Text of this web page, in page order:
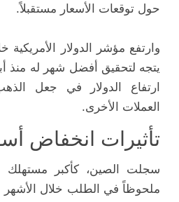
حول توقعات الأسعار مستقبلاً.
وارتفع مؤشر الدولار الأمريكية
ارتفاع الدولار في جعل
العملات الأخرى.
تأثيرات انخفاض
سجلت الصين، كأكبر مستهلك
ملحوظاً في الطلب خلال الأشهر